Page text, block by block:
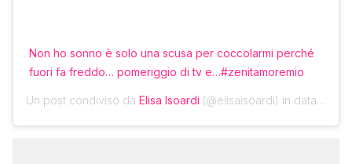
Non ho sonno è solo una scusa per coccolarmi perché
fuori fa freddo… pomeriggio di tv e…#zenitamoremio
Un post condiviso da Elisa Isoardi (@elisaisoardi) in data: 20